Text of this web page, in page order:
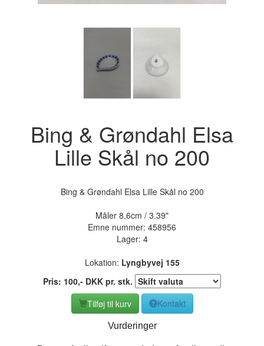
Bing & Grøndahl Elsa
Lille Skål no 200
Bing & Grøndahl Elsa Lille Skål no 200
Måler 8,6cm / 3.39"
Emne nummer: 458956
Lager: 4
Lokation: Lyngbyvej 155
Pris: 100,- DKK pr. stk.
Tilføj til kurv
Kontakt
Vurderinger